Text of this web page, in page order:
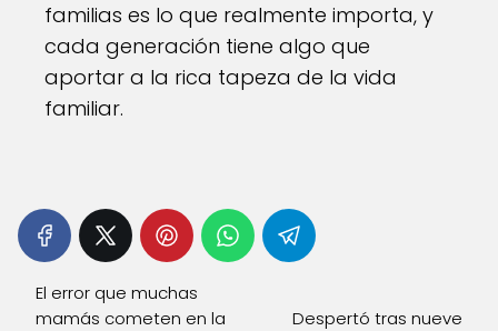
familias es lo que realmente importa, y
cada generación tiene algo que
aportar a la rica tapeza de la vida
familiar.
El error que muchas
mamás cometen en la
Despertó tras nueve